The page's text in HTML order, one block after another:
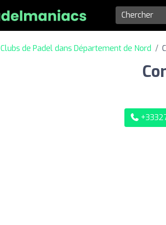
Clubs de Padel dans Département de Nord